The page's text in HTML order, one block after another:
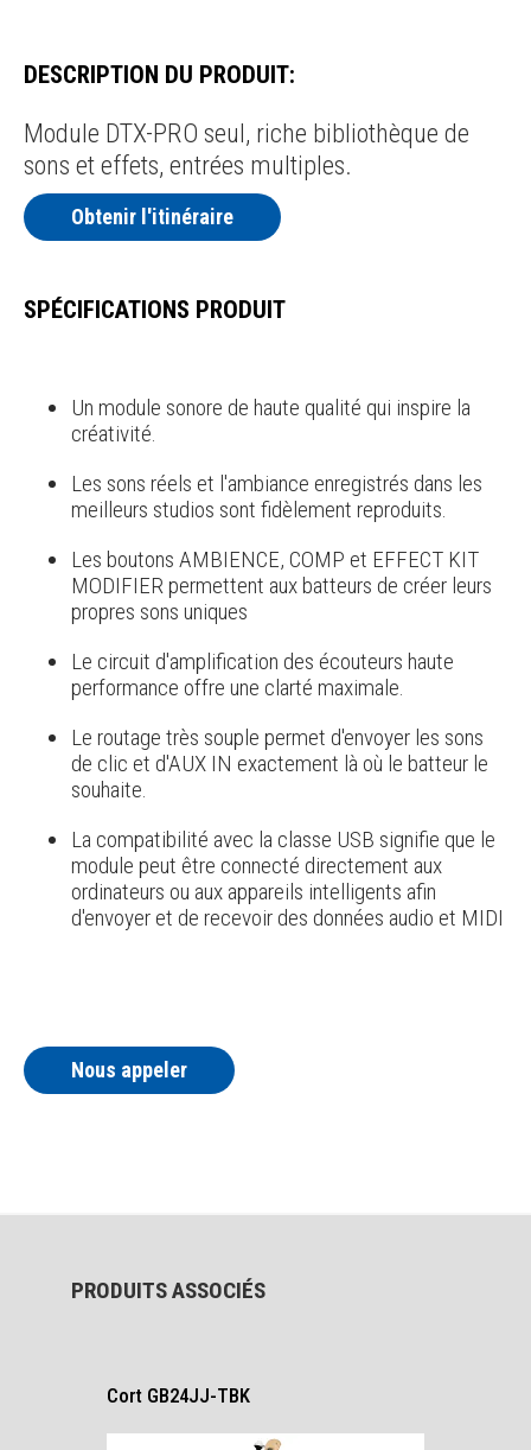
DESCRIPTION DU PRODUIT:
Module DTX-PRO seul, riche bibliothèque de
sons et effets, entrées multiples.
Obtenir l'itinéraire
SPÉCIFICATIONS PRODUIT
Un module sonore de haute qualité qui inspire la
créativité.
Les sons réels et l'ambiance enregistrés dans les
meilleurs studios sont fidèlement reproduits.
Les boutons AMBIENCE, COMP et EFFECT KIT
MODIFIER permettent aux batteurs de créer leurs
propres sons uniques
Le circuit d'amplification des écouteurs haute
performance offre une clarté maximale.
Le routage très souple permet d'envoyer les sons
de clic et d'AUX IN exactement là où le batteur le
souhaite.
La compatibilité avec la classe USB signifie que le
module peut être connecté directement aux
ordinateurs ou aux appareils intelligents afin
d'envoyer et de recevoir des données audio et MIDI
Nous appeler
PRODUITS ASSOCIÉS
Cort GB24JJ-TBK